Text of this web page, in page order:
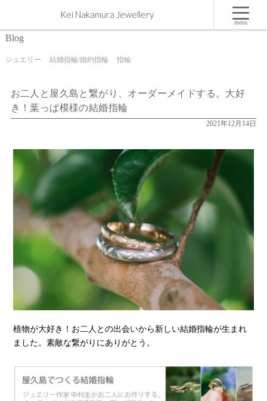
お二人と屋久島と繋がり、オーダーメイドする。大好き！葉っぱ模様の結婚指輪 | 屋久島,ジュエ
リー,オーダーメイドのマリッジリング（結婚・婚約指輪）制作 | Kei Nakamura Jewellery Blog
Kei Nakamura Jewellery
Blog
ジュエリー 結婚指輪/婚約指輪 指輪
お二人と屋久島と繋がり、オーダーメイドする。大好
き！葉っぱ模様の結婚指輪
2021年12月14日
植物が大好き！お二人との出会いから新しい結婚指輪が生まれ
ました。素敵な繋がりにありがとう。
menu